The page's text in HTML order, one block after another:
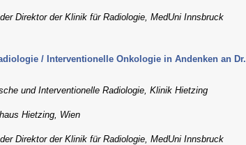
Direktor der Klinik für Radiologie, MedUni Innsbruck
/ Interventionelle Onkologie in Andenken an Dr.
und Interventionelle Radiologie, Klinik Hietzing
Hietzing, Wien
Direktor der Klinik für Radiologie, MedUni Innsbruck